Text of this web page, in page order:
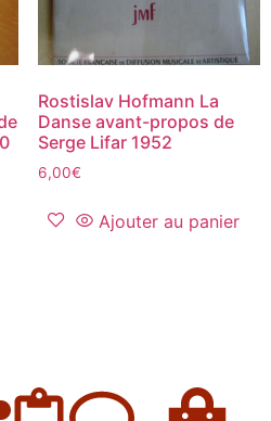
Rostislav Hofmann La
Danse avant-propos de
Serge Lifar 1952
6,00€
Ajouter au panier